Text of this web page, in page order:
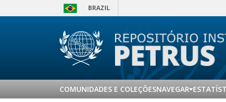
BRAZIL
COMUNIDADES E COLEÇÕESNAVEGAR